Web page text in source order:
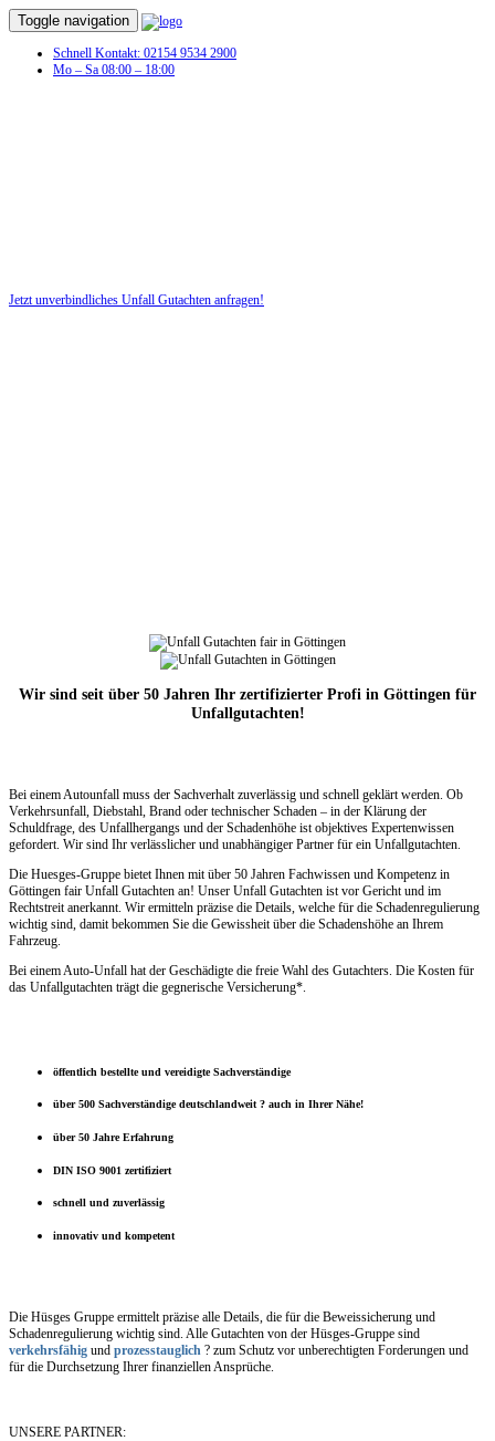
Toggle navigation
Schnell Kontakt: 02154 9534 2900
Mo – Sa 08:00 – 18:00
Jetzt unverbindliches Unfall Gutachten anfragen!
Wir sind seit über 50 Jahren Ihr zertifizierter Profi in Göttingen für
Unfallgutachten!
Bei einem Autounfall muss der Sachverhalt zuverlässig und schnell geklärt werden. Ob
Verkehrsunfall, Diebstahl, Brand oder technischer Schaden – in der Klärung der
Schuldfrage, des Unfallhergangs und der Schadenhöhe ist objektives Expertenwissen
gefordert. Wir sind Ihr verlässlicher und unabhängiger Partner für ein Unfallgutachten.
Die Huesges-Gruppe bietet Ihnen mit über 50 Jahren Fachwissen und Kompetenz in
Göttingen fair Unfall Gutachten an! Unser Unfall Gutachten ist vor Gericht und im
Rechtstreit anerkannt. Wir ermitteln präzise die Details, welche für die Schadenregulierung
wichtig sind, damit bekommen Sie die Gewissheit über die Schadenshöhe an Ihrem
Fahrzeug.
Bei einem Auto-Unfall hat der Geschädigte die freie Wahl des Gutachters. Die Kosten für
das Unfallgutachten trägt die gegnerische Versicherung*.
öffentlich bestellte und vereidigte Sachverständige
über 500 Sachverständige deutschlandweit ? auch in Ihrer Nähe!
über 50 Jahre Erfahrung
DIN ISO 9001 zertifiziert
schnell und zuverlässig
innovativ und kompetent
Die Hüsges Gruppe ermittelt präzise alle Details, die für die Beweissicherung und
Schadenregulierung wichtig sind. Alle Gutachten von der Hüsges-Gruppe sind
verkehrsfähig und prozesstauglich ? zum Schutz vor unberechtigten Forderungen und
für die Durchsetzung Ihrer finanziellen Ansprüche.
UNSERE PARTNER: